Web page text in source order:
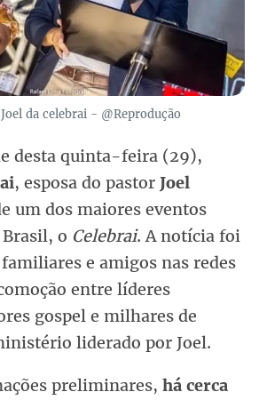
da celebrai - @Reprodução
desta quinta-feira (29),
, esposa do pastor Joel
um dos maiores eventos
o Celebrai. A notícia foi
e amigos nas redes
entre líderes
gospel e milhares de
liderado por Joel.
preliminares, há cerca